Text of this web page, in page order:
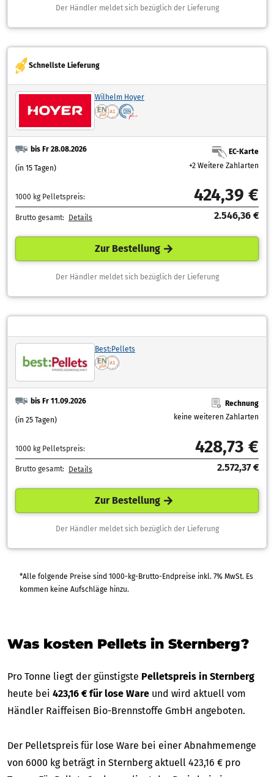
Der Händler meldet sich bezüglich der Lieferung
Schnellste Lieferung
Wilhelm Hoyer
bis Fr 28.08.2026
(in 15 Tagen)
EC-Karte
+2 Weitere Zahlarten
1000 kg Pelletspreis: 424,39 €
Brutto gesamt: Details 2.546,36 €
Zur Bestellung
Der Händler meldet sich bezüglich der Lieferung
Best:Pellets
bis Fr 11.09.2026
(in 25 Tagen)
Rechnung
keine weiteren Zahlarten
1000 kg Pelletspreis: 428,73 €
Brutto gesamt: Details 2.572,37 €
Zur Bestellung
Der Händler meldet sich bezüglich der Lieferung
*Alle folgende Preise sind 1000-kg-Brutto-Endpreise inkl. 7% MwSt. Es
kommen keine Aufschläge hinzu.
Was kosten Pellets in Sternberg?
Pro Tonne liegt der günstigste Pelletspreis in Sternberg
heute bei 423,16 € für lose Ware und wird aktuell vom
Händler Raiffeisen Bio-Brennstoffe GmbH angeboten.
Der Pelletspreis für lose Ware bei einer Abnahmemenge
von 6000 kg beträgt in Sternberg aktuell 423,16 € pro